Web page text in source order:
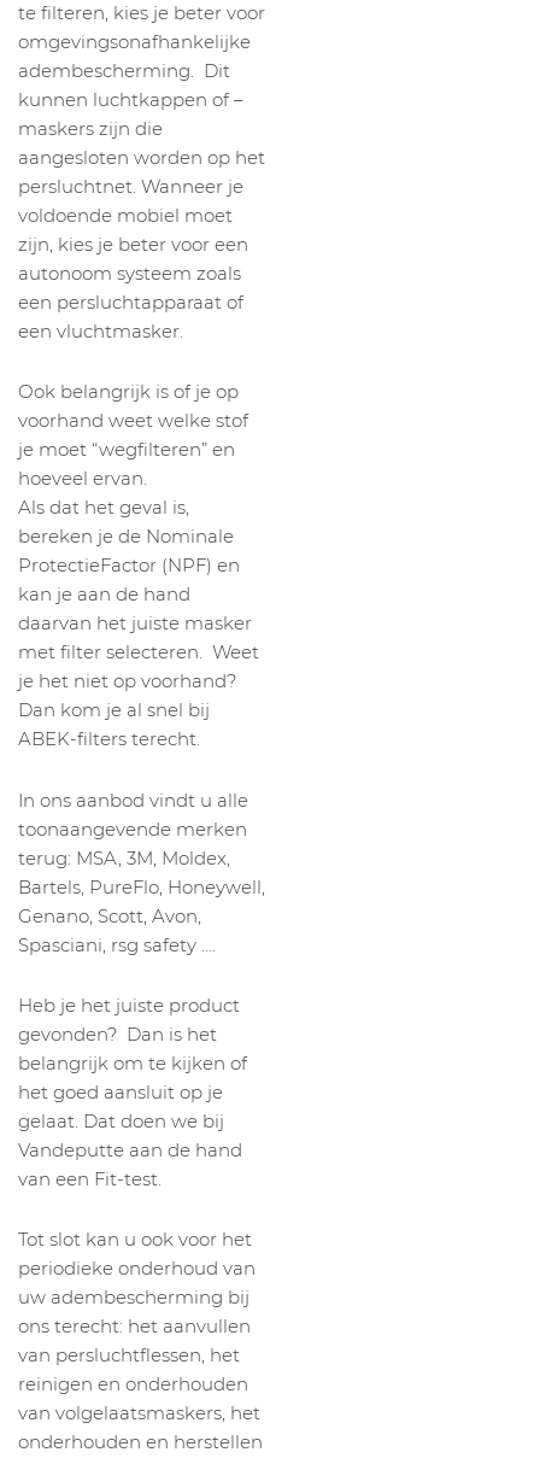
te filteren, kies je beter voor
omgevingsonafhankelijke
adembescherming. Dit
kunnen luchtkappen of –
maskers zijn die
aangesloten worden op het
persluchtnet. Wanneer je
voldoende mobiel moet
zijn, kies je beter voor een
autonoom systeem zoals
een persluchtapparaat of
een vluchtmasker.
Ook belangrijk is of je op
voorhand weet welke stof
je moet “wegfilteren” en
hoeveel ervan.
Als dat het geval is,
bereken je de Nominale
ProtectieFactor (NPF) en
kan je aan de hand
daarvan het juiste masker
met filter selecteren. Weet
je het niet op voorhand?
Dan kom je al snel bij
ABEK-filters terecht.
In ons aanbod vindt u alle
toonaangevende merken
terug: MSA, 3M, Moldex,
Bartels, PureFlo, Honeywell,
Genano, Scott, Avon,
Spasciani, rsg safety ….
Heb je het juiste product
gevonden? Dan is het
belangrijk om te kijken of
het goed aansluit op je
gelaat. Dat doen we bij
Vandeputte aan de hand
van een Fit-test.
Tot slot kan u ook voor het
periodieke onderhoud van
uw adembescherming bij
ons terecht: het aanvullen
van persluchtflessen, het
reinigen en onderhouden
van volgelaatsmaskers, het
onderhouden en herstellen